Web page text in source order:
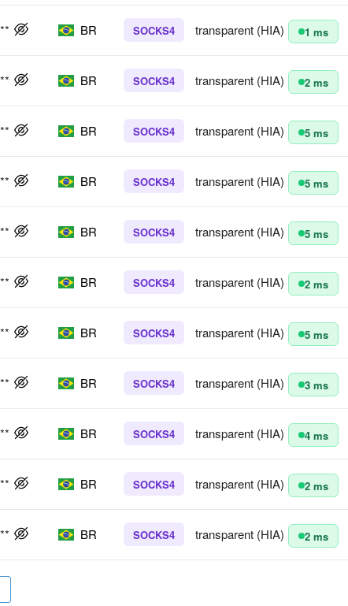
BR SOCKS4 transparent (HIA) 1 ms
BR SOCKS4 transparent (HIA) 2 ms
BR SOCKS4 transparent (HIA) 5 ms
BR SOCKS4 transparent (HIA) 5 ms
BR SOCKS4 transparent (HIA) 5 ms
BR SOCKS4 transparent (HIA) 2 ms
BR SOCKS4 transparent (HIA) 5 ms
BR SOCKS4 transparent (HIA) 3 ms
BR SOCKS4 transparent (HIA) 4 ms
BR SOCKS4 transparent (HIA) 2 ms
BR SOCKS4 transparent (HIA) 2 ms